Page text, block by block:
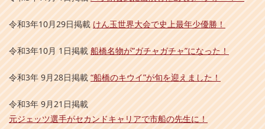
令和3年10月29日掲載 けん玉世界大会で史上最年少優勝！
令和3年10月 1日掲載 船橋名物が”ガチャガチャ”になった！
令和3年 9月28日掲載 “船橋のキウイ”が旬を迎えました！
令和3年 9月21日掲載
元ジェッツ選手がセカンドキャリアで市船の先生に！